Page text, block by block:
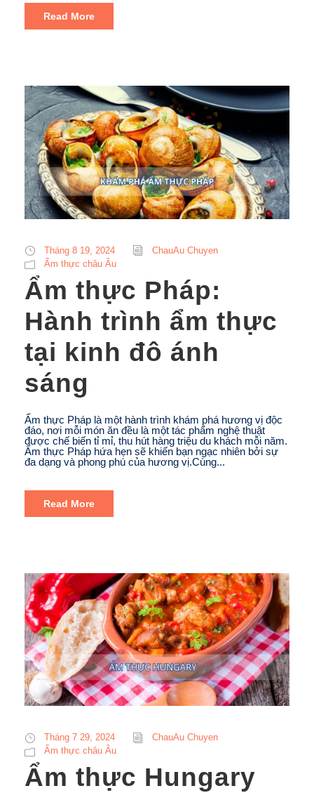
Read More
Tháng 8 19, 2024
ChauAu Chuyen
Ẩm thực châu Âu
Ẩm thực Pháp:
Hành trình ẩm thực
tại kinh đô ánh
sáng
Ẩm thực Pháp là một hành trình khám phá hương vị độc
đáo, nơi mỗi món ăn đều là một tác phẩm nghệ thuật
được chế biến tỉ mỉ, thu hút hàng triệu du khách mỗi năm.
Ẩm thực Pháp hứa hẹn sẽ khiến bạn ngạc nhiên bởi sự
đa dạng và phong phú của hương vị.Cùng...
Read More
Tháng 7 29, 2024
ChauAu Chuyen
Ẩm thực châu Âu
Ẩm thực Hungary